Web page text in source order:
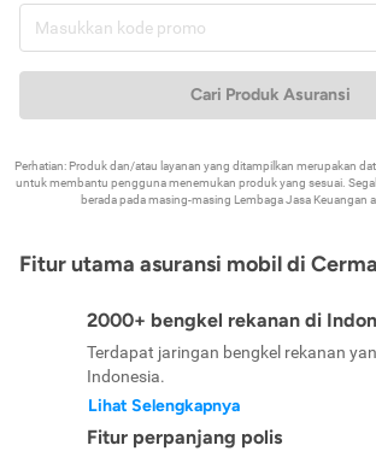
Cari Produk Asuransi
Perhatian: Produk dan/atau layanan yang ditampilkan merupakan
untuk membantu pengguna menemukan produk yang sesuai.
berada pada masing-masing Lembaga Jasa Keuangan
Fitur utama asuransi mobil di
2000+ bengkel rekanan di
Terdapat jaringan bengkel rekanan
Indonesia.
Lihat Selengkapnya
Fitur perpanjang polis